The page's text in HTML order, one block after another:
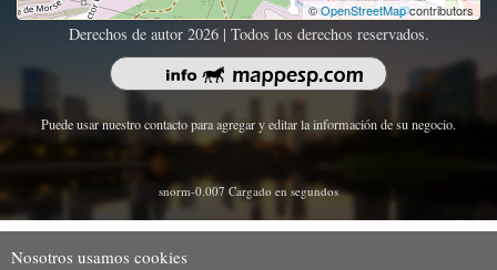
©OpenStreetMapcontributors
Derechos de autor 2026 | Todos los derechos reservados.
Puede usar nuestro contacto para agregar y editar la información de su negocio.
snorm-0.007 Cargado en segundos
Nosotros usamos cookies